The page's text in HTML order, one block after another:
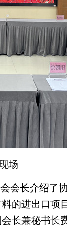
场
会长介绍了
的进出口项
长兼秘书长